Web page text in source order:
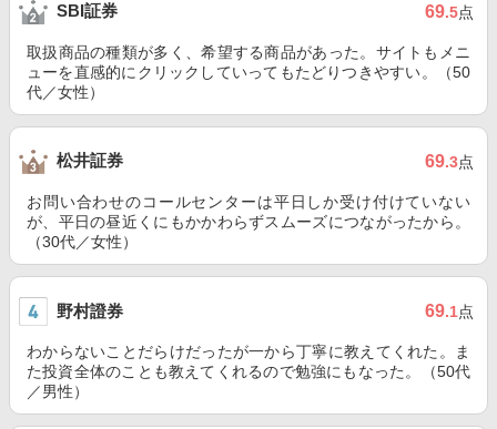
SBI証券 69.5点
取扱商品の種類が多く、希望する商品があった。サイトもメニ
ューを直感的にクリックしていってもたどりつきやすい。（50
代／女性）
松井証券 69.3点
お問い合わせのコールセンターは平日しか受け付けていない
が、平日の昼近くにもかかわらずスムーズにつながったから。
（30代／女性）
野村證券 69.1点
わからないことだらけだったが一から丁寧に教えてくれた。ま
た投資全体のことも教えてくれるので勉強にもなった。（50代
／男性）